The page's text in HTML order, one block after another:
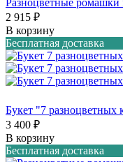
2 915 ₽
В корзину
Бесплатная доставка
Букет "7 разноцветных
3 400 ₽
В корзину
Бесплатная доставка